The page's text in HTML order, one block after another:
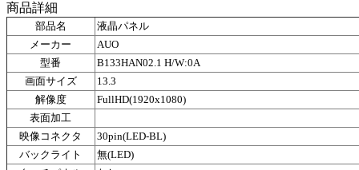
商品詳細
部品名
液晶パネル
メーカー
AUO
型番
B133HAN02.1 H/W:0A
画面サイズ
13.3
解像度
FullHD(1920x1080)
表面加工
映像コネクタ
30pin(LED-BL)
バックライト
無(LED)